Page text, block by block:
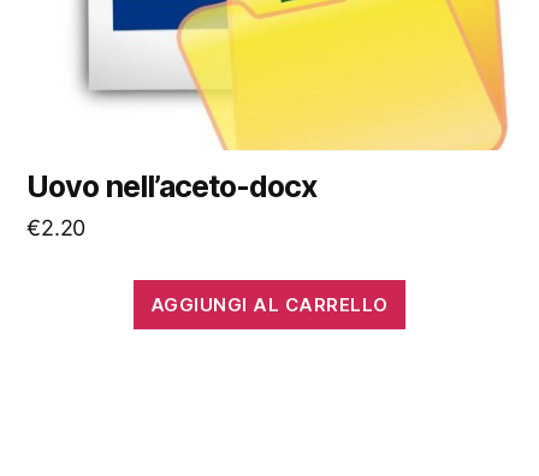
Uovo nell’aceto-docx
€2.20
AGGIUNGI AL CARRELLO